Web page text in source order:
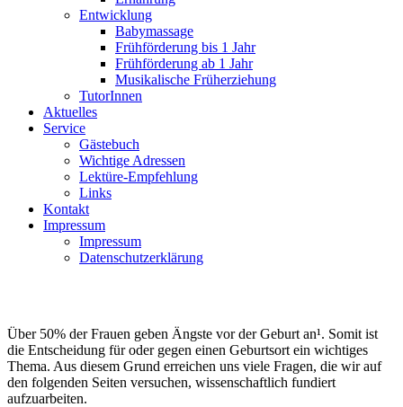
Entwicklung
Babymassage
Frühförderung bis 1 Jahr
Frühförderung ab 1 Jahr
Musikalische Früherziehung
TutorInnen
Aktuelles
Service
Gästebuch
Wichtige Adressen
Lektüre-Empfehlung
Links
Kontakt
Impressum
Impressum
Datenschutzerklärung
Über 50% der Frauen geben Ängste vor der Geburt an¹. Somit ist
die Entscheidung für oder gegen einen Geburtsort ein wichtiges
Thema. Aus diesem Grund erreichen uns viele Fragen, die wir auf
den folgenden Seiten versuchen, wissenschaftlich fundiert
aufzuarbeiten.